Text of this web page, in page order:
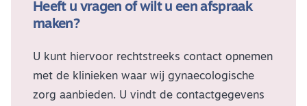
Heeft u vragen of wilt u een afspraak
maken?
U kunt hiervoor rechtstreeks contact opnemen
met de klinieken waar wij gynaecologische
zorg aanbieden. U vindt de contactgegevens